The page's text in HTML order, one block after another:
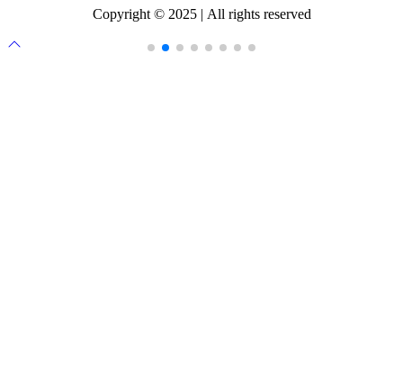
Copyright © 2025 | All rights reserved
Прокрутка